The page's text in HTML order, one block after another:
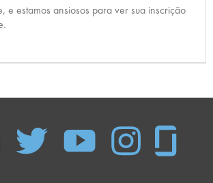
e estamos ansiosos para ver sua inscrição